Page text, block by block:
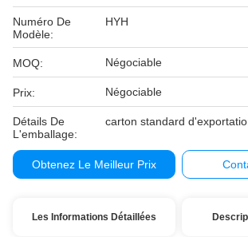
Numéro De
Modèle:
HYH
MOQ: Négociable
Prix: Négociable
Détails De
L'emballage:
carton standard
Obtenez Le Meilleur Prix
Les Informations Détaillées